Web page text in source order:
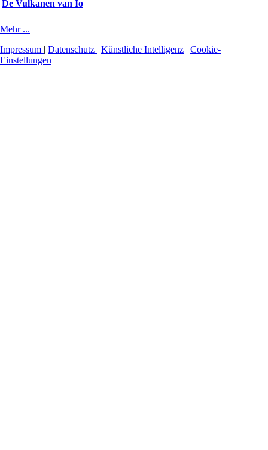
De Vulkanen van Io
Mehr ...
Impressum | Datenschutz | Künstliche Intelligenz | Cookie-
Einstellungen